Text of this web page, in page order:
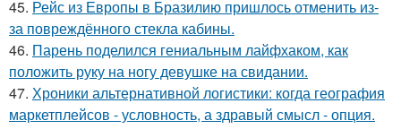
45. Рейс из Европы в Бразилию пришлось отменить из-
за повреждённого стекла кабины.
46. Парень поделился гениальным лайфхаком, как
положить руку на ногу девушке на свидании.
47. Хроники альтернативной логистики: когда география
маркетплейсов - условность, а здравый смысл - опция.